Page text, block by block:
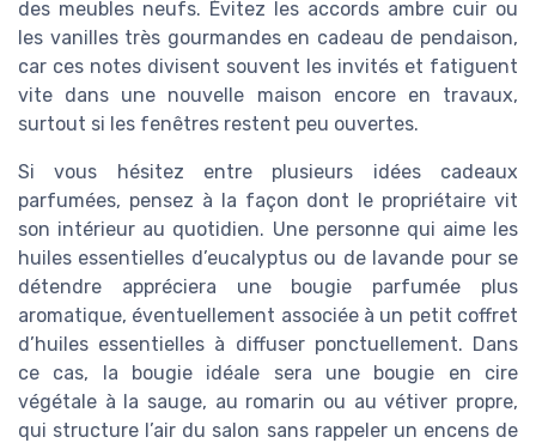
des meubles neufs. Évitez les accords ambre cuir ou
les vanilles très gourmandes en cadeau de pendaison,
car ces notes divisent souvent les invités et fatiguent
vite dans une nouvelle maison encore en travaux,
surtout si les fenêtres restent peu ouvertes.
Si vous hésitez entre plusieurs idées cadeaux
parfumées, pensez à la façon dont le propriétaire vit
son intérieur au quotidien. Une personne qui aime les
huiles essentielles d’eucalyptus ou de lavande pour se
détendre appréciera une bougie parfumée plus
aromatique, éventuellement associée à un petit coffret
d’huiles essentielles à diffuser ponctuellement. Dans
ce cas, la bougie idéale sera une bougie en cire
végétale à la sauge, au romarin ou au vétiver propre,
qui structure l’air du salon sans rappeler un encens de